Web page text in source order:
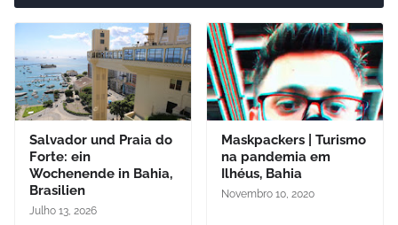
Salvador und Praia do
Forte: ein
Wochenende in Bahia,
Brasilien
Julho 13, 2026
Maskpackers | Turismo
na pandemia em
Ilhéus, Bahia
Novembro 10, 2020